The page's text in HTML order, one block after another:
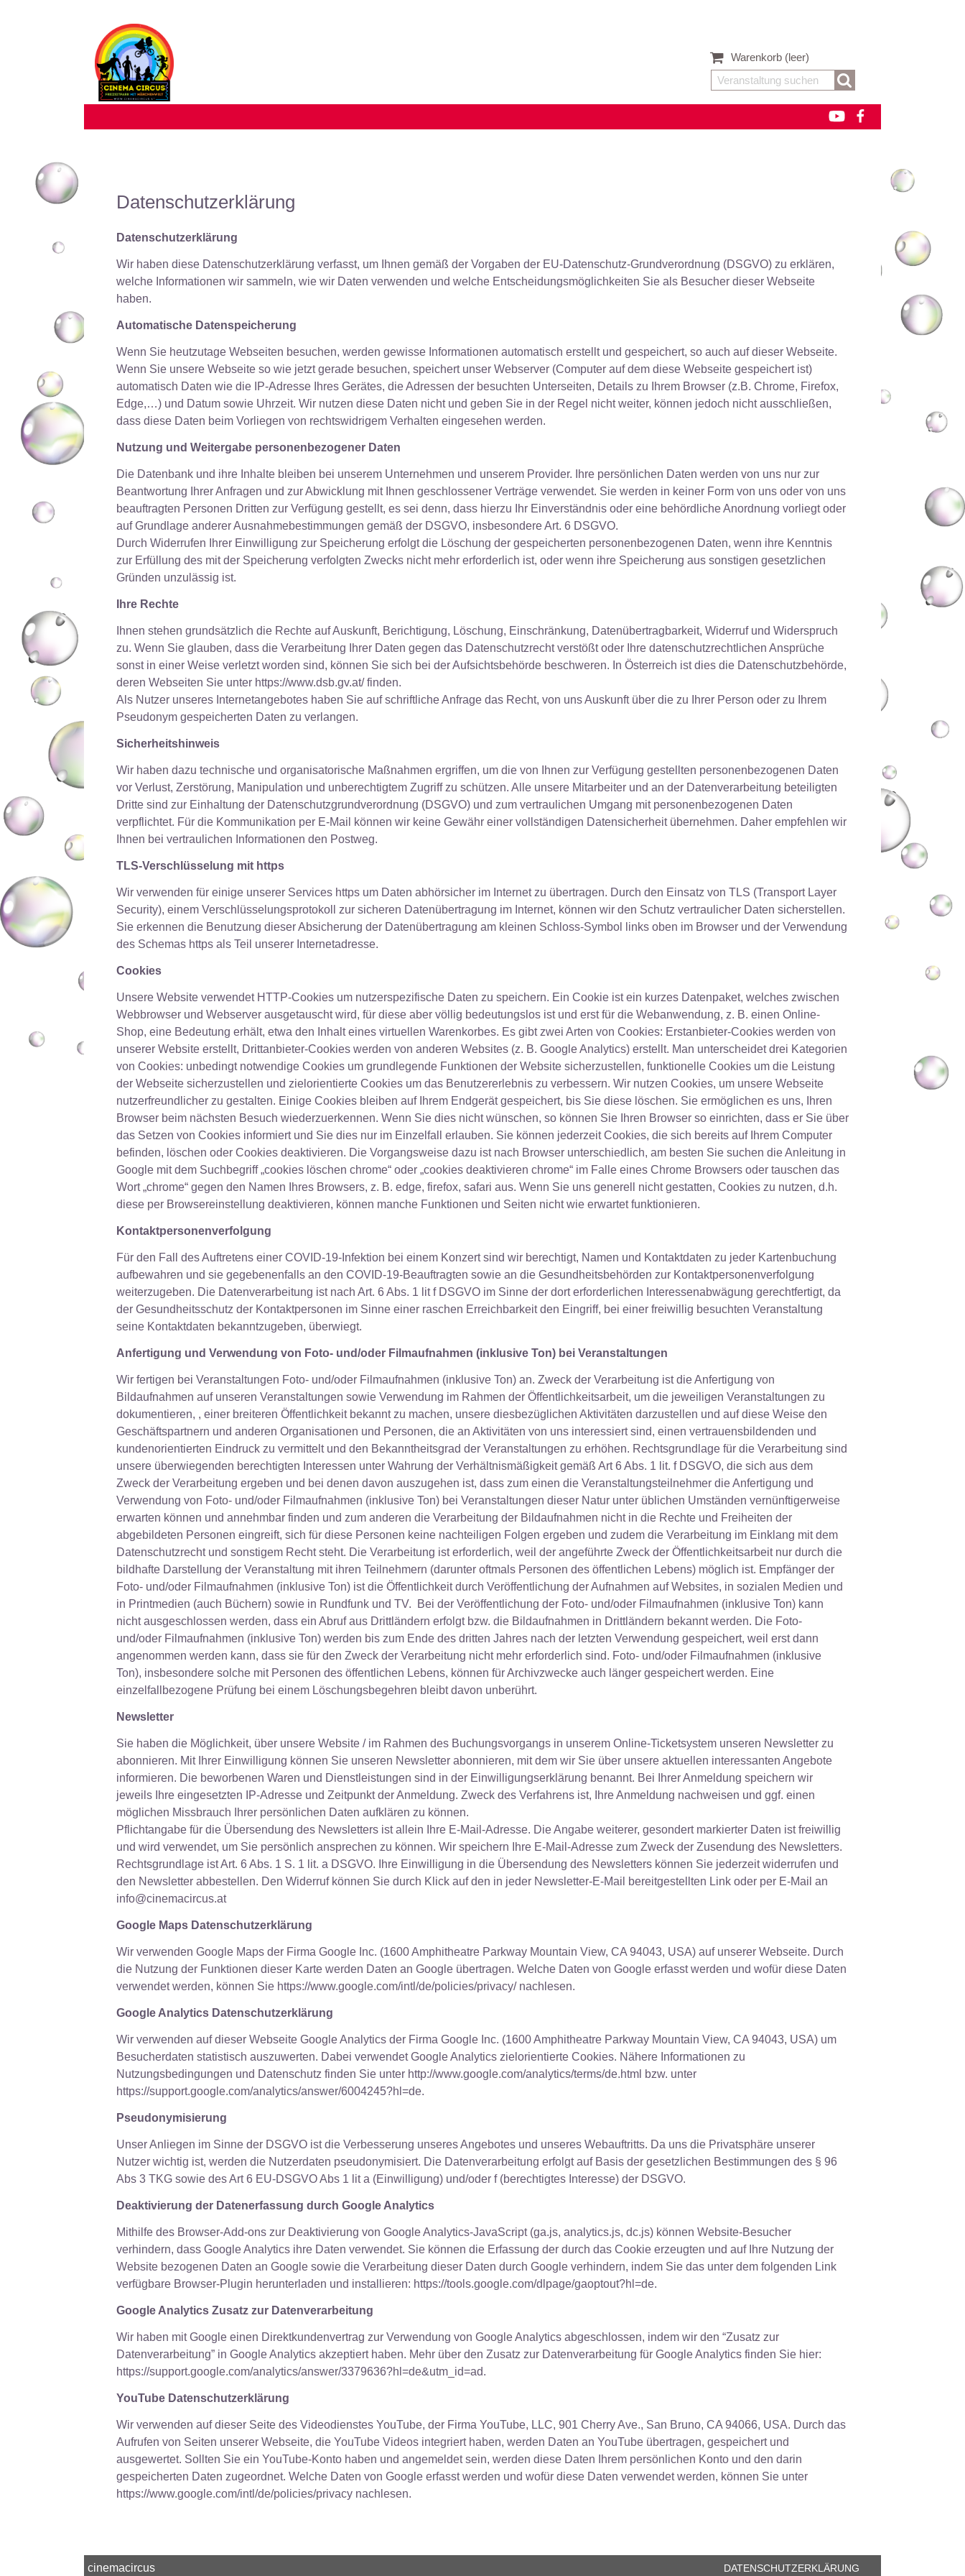
Warenkorb (leer)
Datenschutzerklärung
Datenschutzerklärung
Wir haben diese Datenschutzerklärung verfasst, um Ihnen gemäß der Vorgaben der EU-Datenschutz-Grundverordnung (DSGVO) zu erklären,
welche Informationen wir sammeln, wie wir Daten verwenden und welche Entscheidungsmöglichkeiten Sie als Besucher dieser Webseite
haben.
Automatische Datenspeicherung
Wenn Sie heutzutage Webseiten besuchen, werden gewisse Informationen automatisch erstellt und gespeichert, so auch auf dieser Webseite.
Wenn Sie unsere Webseite so wie jetzt gerade besuchen, speichert unser Webserver (Computer auf dem diese Webseite gespeichert ist)
automatisch Daten wie die IP-Adresse Ihres Gerätes, die Adressen der besuchten Unterseiten, Details zu Ihrem Browser (z.B. Chrome, Firefox,
Edge,…) und Datum sowie Uhrzeit. Wir nutzen diese Daten nicht und geben Sie in der Regel nicht weiter, können jedoch nicht ausschließen,
dass diese Daten beim Vorliegen von rechtswidrigem Verhalten eingesehen werden.
Nutzung und Weitergabe personenbezogener Daten
Die Datenbank und ihre Inhalte bleiben bei unserem Unternehmen und unserem Provider. Ihre persönlichen Daten werden von uns nur zur
Beantwortung Ihrer Anfragen und zur Abwicklung mit Ihnen geschlossener Verträge verwendet. Sie werden in keiner Form von uns oder von uns
beauftragten Personen Dritten zur Verfügung gestellt, es sei denn, dass hierzu Ihr Einverständnis oder eine behördliche Anordnung vorliegt oder
auf Grundlage anderer Ausnahmebestimmungen gemäß der DSGVO, insbesondere Art. 6 DSGVO.
Durch Widerrufen Ihrer Einwilligung zur Speicherung erfolgt die Löschung der gespeicherten personenbezogenen Daten, wenn ihre Kenntnis
zur Erfüllung des mit der Speicherung verfolgten Zwecks nicht mehr erforderlich ist, oder wenn ihre Speicherung aus sonstigen gesetzlichen
Gründen unzulässig ist.
Ihre Rechte
Ihnen stehen grundsätzlich die Rechte auf Auskunft, Berichtigung, Löschung, Einschränkung, Datenübertragbarkeit, Widerruf und Widerspruch
zu. Wenn Sie glauben, dass die Verarbeitung Ihrer Daten gegen das Datenschutzrecht verstößt oder Ihre datenschutzrechtlichen Ansprüche
sonst in einer Weise verletzt worden sind, können Sie sich bei der Aufsichtsbehörde beschweren. In Österreich ist dies die Datenschutzbehörde,
deren Webseiten Sie unter https://www.dsb.gv.at/ finden.
Als Nutzer unseres Internetangebotes haben Sie auf schriftliche Anfrage das Recht, von uns Auskunft über die zu Ihrer Person oder zu Ihrem
Pseudonym gespeicherten Daten zu verlangen.
Sicherheitshinweis
Wir haben dazu technische und organisatorische Maßnahmen ergriffen, um die von Ihnen zur Verfügung gestellten personenbezogenen Daten
vor Verlust, Zerstörung, Manipulation und unberechtigtem Zugriff zu schützen. Alle unsere Mitarbeiter und an der Datenverarbeitung beteiligten
Dritte sind zur Einhaltung der Datenschutzgrundverordnung (DSGVO) und zum vertraulichen Umgang mit personenbezogenen Daten
verpflichtet. Für die Kommunikation per E-Mail können wir keine Gewähr einer vollständigen Datensicherheit übernehmen. Daher empfehlen wir
Ihnen bei vertraulichen Informationen den Postweg.
TLS-Verschlüsselung mit https
Wir verwenden für einige unserer Services https um Daten abhörsicher im Internet zu übertragen. Durch den Einsatz von TLS (Transport Layer
Security), einem Verschlüsselungsprotokoll zur sicheren Datenübertragung im Internet, können wir den Schutz vertraulicher Daten sicherstellen.
Sie erkennen die Benutzung dieser Absicherung der Datenübertragung am kleinen Schloss-Symbol links oben im Browser und der Verwendung
des Schemas https als Teil unserer Internetadresse.
Cookies
Unsere Website verwendet HTTP-Cookies um nutzerspezifische Daten zu speichern. Ein Cookie ist ein kurzes Datenpaket, welches zwischen
Webbrowser und Webserver ausgetauscht wird, für diese aber völlig bedeutungslos ist und erst für die Webanwendung, z. B. einen Online-
Shop, eine Bedeutung erhält, etwa den Inhalt eines virtuellen Warenkorbes. Es gibt zwei Arten von Cookies: Erstanbieter-Cookies werden von
unserer Website erstellt, Drittanbieter-Cookies werden von anderen Websites (z. B. Google Analytics) erstellt. Man unterscheidet drei Kategorien
von Cookies: unbedingt notwendige Cookies um grundlegende Funktionen der Website sicherzustellen, funktionelle Cookies um die Leistung
der Webseite sicherzustellen und zielorientierte Cookies um das Benutzererlebnis zu verbessern. Wir nutzen Cookies, um unsere Webseite
nutzerfreundlicher zu gestalten. Einige Cookies bleiben auf Ihrem Endgerät gespeichert, bis Sie diese löschen. Sie ermöglichen es uns, Ihren
Browser beim nächsten Besuch wiederzuerkennen. Wenn Sie dies nicht wünschen, so können Sie Ihren Browser so einrichten, dass er Sie über
das Setzen von Cookies informiert und Sie dies nur im Einzelfall erlauben. Sie können jederzeit Cookies, die sich bereits auf Ihrem Computer
befinden, löschen oder Cookies deaktivieren. Die Vorgangsweise dazu ist nach Browser unterschiedlich, am besten Sie suchen die Anleitung in
Google mit dem Suchbegriff „cookies löschen chrome“ oder „cookies deaktivieren chrome“ im Falle eines Chrome Browsers oder tauschen das
Wort „chrome“ gegen den Namen Ihres Browsers, z. B. edge, firefox, safari aus. Wenn Sie uns generell nicht gestatten, Cookies zu nutzen, d.h.
diese per Browsereinstellung deaktivieren, können manche Funktionen und Seiten nicht wie erwartet funktionieren.
Kontaktpersonenverfolgung
Für den Fall des Auftretens einer COVID-19-Infektion bei einem Konzert sind wir berechtigt, Namen und Kontaktdaten zu jeder Kartenbuchung
aufbewahren und sie gegebenenfalls an den COVID-19-Beauftragten sowie an die Gesundheitsbehörden zur Kontaktpersonenverfolgung
weiterzugeben. Die Datenverarbeitung ist nach Art. 6 Abs. 1 lit f DSGVO im Sinne der dort erforderlichen Interessenabwägung gerechtfertigt, da
der Gesundheitsschutz der Kontaktpersonen im Sinne einer raschen Erreichbarkeit den Eingriff, bei einer freiwillig besuchten Veranstaltung
seine Kontaktdaten bekanntzugeben, überwiegt.
Anfertigung und Verwendung von Foto- und/oder Filmaufnahmen (inklusive Ton) bei Veranstaltungen
Wir fertigen bei Veranstaltungen Foto- und/oder Filmaufnahmen (inklusive Ton) an. Zweck der Verarbeitung ist die Anfertigung von
Bildaufnahmen auf unseren Veranstaltungen sowie Verwendung im Rahmen der Öffentlichkeitsarbeit, um die jeweiligen Veranstaltungen zu
dokumentieren, , einer breiteren Öffentlichkeit bekannt zu machen, unsere diesbezüglichen Aktivitäten darzustellen und auf diese Weise den
Geschäftspartnern und anderen Organisationen und Personen, die an Aktivitäten von uns interessiert sind, einen vertrauensbildenden und
kundenorientierten Eindruck zu vermittelt und den Bekanntheitsgrad der Veranstaltungen zu erhöhen. Rechtsgrundlage für die Verarbeitung sind
unsere überwiegenden berechtigten Interessen unter Wahrung der Verhältnismäßigkeit gemäß Art 6 Abs. 1 lit. f DSGVO, die sich aus dem
Zweck der Verarbeitung ergeben und bei denen davon auszugehen ist, dass zum einen die Veranstaltungsteilnehmer die Anfertigung und
Verwendung von Foto- und/oder Filmaufnahmen (inklusive Ton) bei Veranstaltungen dieser Natur unter üblichen Umständen vernünftigerweise
erwarten können und annehmbar finden und zum anderen die Verarbeitung der Bildaufnahmen nicht in die Rechte und Freiheiten der
abgebildeten Personen eingreift, sich für diese Personen keine nachteiligen Folgen ergeben und zudem die Verarbeitung im Einklang mit dem
Datenschutzrecht und sonstigem Recht steht. Die Verarbeitung ist erforderlich, weil der angeführte Zweck der Öffentlichkeitsarbeit nur durch die
bildhafte Darstellung der Veranstaltung mit ihren Teilnehmern (darunter oftmals Personen des öffentlichen Lebens) möglich ist. Empfänger der
Foto- und/oder Filmaufnahmen (inklusive Ton) ist die Öffentlichkeit durch Veröffentlichung der Aufnahmen auf Websites, in sozialen Medien und
in Printmedien (auch Büchern) sowie in Rundfunk und TV. Bei der Veröffentlichung der Foto- und/oder Filmaufnahmen (inklusive Ton) kann
nicht ausgeschlossen werden, dass ein Abruf aus Drittländern erfolgt bzw. die Bildaufnahmen in Drittländern bekannt werden. Die Foto-
und/oder Filmaufnahmen (inklusive Ton) werden bis zum Ende des dritten Jahres nach der letzten Verwendung gespeichert, weil erst dann
angenommen werden kann, dass sie für den Zweck der Verarbeitung nicht mehr erforderlich sind. Foto- und/oder Filmaufnahmen (inklusive
Ton), insbesondere solche mit Personen des öffentlichen Lebens, können für Archivzwecke auch länger gespeichert werden. Eine
einzelfallbezogene Prüfung bei einem Löschungsbegehren bleibt davon unberührt.
Newsletter
Sie haben die Möglichkeit, über unsere Website / im Rahmen des Buchungsvorgangs in unserem Online-Ticketsystem unseren Newsletter zu
abonnieren. Mit Ihrer Einwilligung können Sie unseren Newsletter abonnieren, mit dem wir Sie über unsere aktuellen interessanten Angebote
informieren. Die beworbenen Waren und Dienstleistungen sind in der Einwilligungserklärung benannt. Bei Ihrer Anmeldung speichern wir
jeweils Ihre eingesetzten IP-Adresse und Zeitpunkt der Anmeldung. Zweck des Verfahrens ist, Ihre Anmeldung nachweisen und ggf. einen
möglichen Missbrauch Ihrer persönlichen Daten aufklären zu können.
Pflichtangabe für die Übersendung des Newsletters ist allein Ihre E-Mail-Adresse. Die Angabe weiterer, gesondert markierter Daten ist freiwillig
und wird verwendet, um Sie persönlich ansprechen zu können. Wir speichern Ihre E-Mail-Adresse zum Zweck der Zusendung des Newsletters.
Rechtsgrundlage ist Art. 6 Abs. 1 S. 1 lit. a DSGVO. Ihre Einwilligung in die Übersendung des Newsletters können Sie jederzeit widerrufen und
den Newsletter abbestellen. Den Widerruf können Sie durch Klick auf den in jeder Newsletter-E-Mail bereitgestellten Link oder per E-Mail an
info@cinemacircus.at
Google Maps Datenschutzerklärung
Wir verwenden Google Maps der Firma Google Inc. (1600 Amphitheatre Parkway Mountain View, CA 94043, USA) auf unserer Webseite. Durch
die Nutzung der Funktionen dieser Karte werden Daten an Google übertragen. Welche Daten von Google erfasst werden und wofür diese Daten
verwendet werden, können Sie https://www.google.com/intl/de/policies/privacy/ nachlesen.
Google Analytics Datenschutzerklärung
Wir verwenden auf dieser Webseite Google Analytics der Firma Google Inc. (1600 Amphitheatre Parkway Mountain View, CA 94043, USA) um
Besucherdaten statistisch auszuwerten. Dabei verwendet Google Analytics zielorientierte Cookies. Nähere Informationen zu
Nutzungsbedingungen und Datenschutz finden Sie unter http://www.google.com/analytics/terms/de.html bzw. unter
https://support.google.com/analytics/answer/6004245?hl=de.
Pseudonymisierung
Unser Anliegen im Sinne der DSGVO ist die Verbesserung unseres Angebotes und unseres Webauftritts. Da uns die Privatsphäre unserer
Nutzer wichtig ist, werden die Nutzerdaten pseudonymisiert. Die Datenverarbeitung erfolgt auf Basis der gesetzlichen Bestimmungen des § 96
Abs 3 TKG sowie des Art 6 EU-DSGVO Abs 1 lit a (Einwilligung) und/oder f (berechtigtes Interesse) der DSGVO.
Deaktivierung der Datenerfassung durch Google Analytics
Mithilfe des Browser-Add-ons zur Deaktivierung von Google Analytics-JavaScript (ga.js, analytics.js, dc.js) können Website-Besucher
verhindern, dass Google Analytics ihre Daten verwendet. Sie können die Erfassung der durch das Cookie erzeugten und auf Ihre Nutzung der
Website bezogenen Daten an Google sowie die Verarbeitung dieser Daten durch Google verhindern, indem Sie das unter dem folgenden Link
verfügbare Browser-Plugin herunterladen und installieren: https://tools.google.com/dlpage/gaoptout?hl=de.
Google Analytics Zusatz zur Datenverarbeitung
Wir haben mit Google einen Direktkundenvertrag zur Verwendung von Google Analytics abgeschlossen, indem wir den “Zusatz zur
Datenverarbeitung” in Google Analytics akzeptiert haben. Mehr über den Zusatz zur Datenverarbeitung für Google Analytics finden Sie hier:
https://support.google.com/analytics/answer/3379636?hl=de&utm_id=ad.
YouTube Datenschutzerklärung
Wir verwenden auf dieser Seite des Videodienstes YouTube, der Firma YouTube, LLC, 901 Cherry Ave., San Bruno, CA 94066, USA. Durch das
Aufrufen von Seiten unserer Webseite, die YouTube Videos integriert haben, werden Daten an YouTube übertragen, gespeichert und
ausgewertet. Sollten Sie ein YouTube-Konto haben und angemeldet sein, werden diese Daten Ihrem persönlichen Konto und den darin
gespeicherten Daten zugeordnet. Welche Daten von Google erfasst werden und wofür diese Daten verwendet werden, können Sie unter
https://www.google.com/intl/de/policies/privacy nachlesen.
cinemacircus DATENSCHUTZERKLÄRUNG